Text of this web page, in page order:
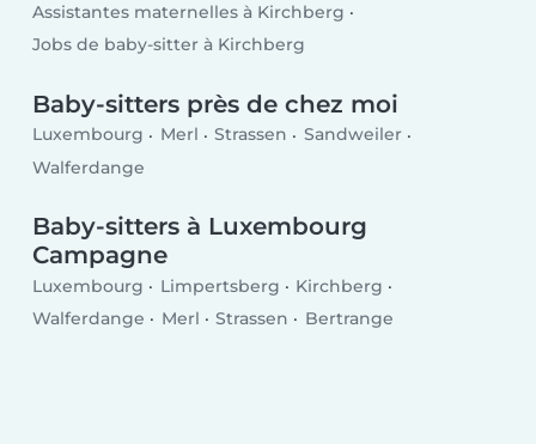
Assistantes maternelles à Kirchberg
Jobs de baby-sitter à Kirchberg
Baby-sitters près de chez moi
Luxembourg Merl Strassen
Sandweiler
Walferdange
Baby-sitters à Luxembourg
Campagne
Luxembourg Limpertsberg
Kirchberg
Walferdange
Merl Strassen Bertrange